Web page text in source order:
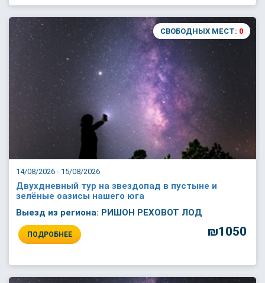
14/08/2026 - 15/08/2026
СВОБОДНЫХ МЕСТ: 0
Двухдневный тур на звездопад в пустыне и
зелёные оазисы нашего юга
Выезд из региона: РИШОН РЕХОВОТ ЛОД
ПОДРОБНЕЕ ₪1050